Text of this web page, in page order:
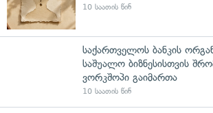
10 საათის წინ
საქართველოს ბანკის
საშუალო ბიზნესისთვის
ვორკშოპი გაიმართა
10 საათის წინ